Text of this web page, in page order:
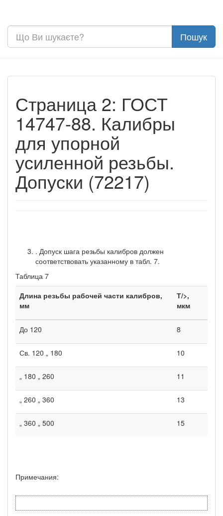
Страница 2: ГОСТ
14747-88. Калибры
для упорной
усиленной резьбы.
Допуски (72217)
. Допуск шага резьбы калибров должен
соответствовать указанному в табл. 7.
Таблица 7
Длина резьбы рабочей части калибров,
мм
Т/>,
мкм
До 120 8
Св. 120 „ 180 10
„ 180 „ 260 11
„ 260 „ 360 13
„ 360 „ 500 15
Примечания: